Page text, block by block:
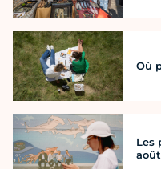
Où
Les
août